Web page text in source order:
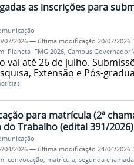
as inscrições para
07/2026 — última modificação 20/07/2026
Planeta IFMG 2026, Campus Governador
vai até 26 de julho.
Extensão e Pós-
para matrícula (2ª
do Trabalho (edital 391/2026)
04/2026 — última modificação 24/04/2026
convocação, matrícula, segunda chamada